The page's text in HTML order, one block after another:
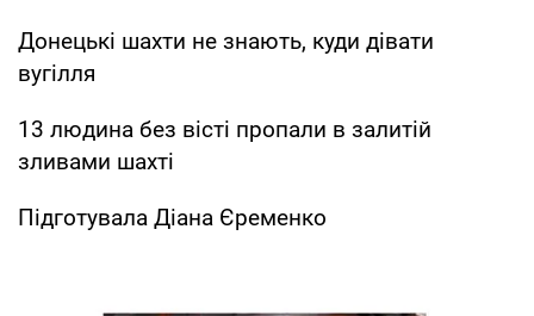
Донецькі шахти не знають, куди дівати
вугілля
13 людина без вісті пропали в залитій
зливами шахті
Підготувала Діана Єременко